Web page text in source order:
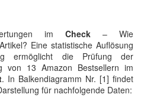
im Check – Wie
Eine statistische Auflösung
ermöglicht die Prüfung der
von 13 Amazon Bestsellern im
. In Balkendiagramm Nr. [1] findet
für nachfolgende Daten: